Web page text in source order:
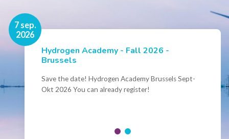
7 sep.
2026
Hydrogen Academy - Fall 2026 -
Brussels
Save the date! Hydrogen Academy Brussels Sept-
Okt 2026 You can already register!
16 nov.
2026
Events
Conference Belgian Hydrogen Expertise
- Powering International Collaboration
Join us for the annual Conference of the Belgian